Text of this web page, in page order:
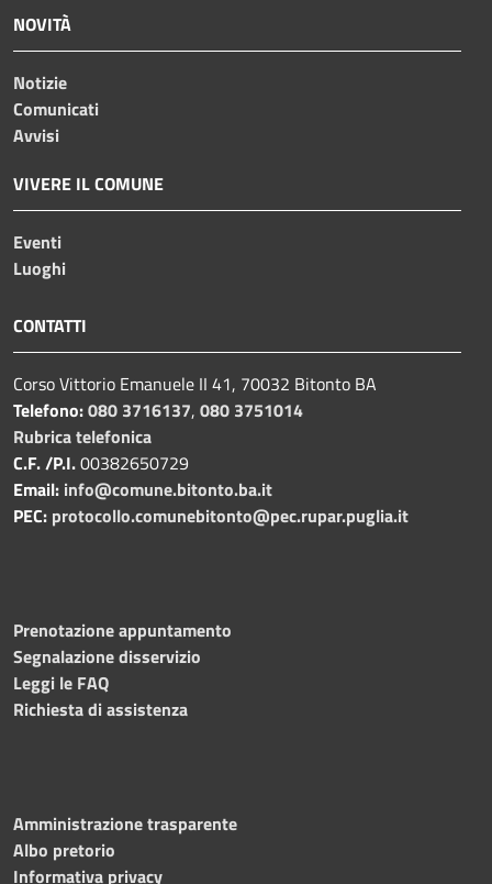
NOVITÀ
Notizie
Comunicati
Avvisi
VIVERE IL COMUNE
Eventi
Luoghi
CONTATTI
Corso Vittorio Emanuele II 41, 70032 Bitonto BA
Telefono:080 3716137, 080 3751014
Rubrica telefonica
C.F. /P.I.00382650729
Email: info@comune.bitonto.ba.it
PEC: protocollo.comunebitonto@pec.rupar.puglia.it
Prenotazione appuntamento
Segnalazione disservizio
Leggi le FAQ
Richiesta di assistenza
Amministrazione trasparente
Albo pretorio
Informativa privacy